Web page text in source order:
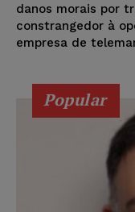
danos morais por
constrangedor à
empresa de
Popular